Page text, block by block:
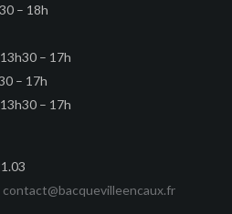
– 18h
– 17h
– 17h
– 17h
contact@bacquevilleencaux.fr